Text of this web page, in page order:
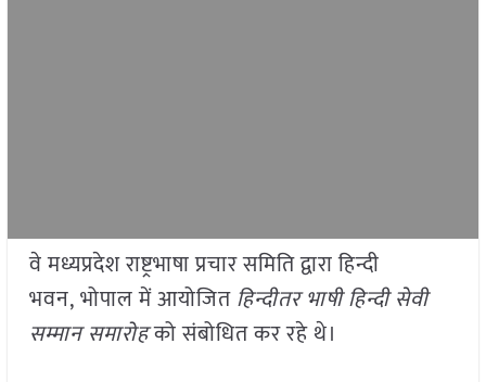
वे मध्यप्रदेश राष्ट्रभाषा प्रचार समिति द्वारा हिन्दी
भवन, भोपाल में आयोजितहिन्दीतर भाषी हिन्दी सेवी
सम्मान समारोहको संबोधित कर रहे थे।